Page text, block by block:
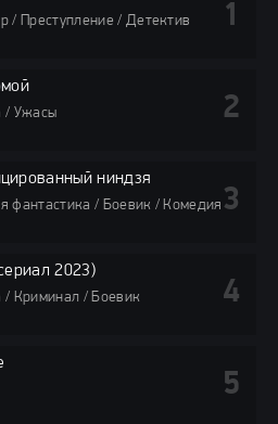
/ Преступление / Детектив
/ Ужасы
ниндзя
фантастика / Боевик / Комедия
2023)
Криминал / Боевик